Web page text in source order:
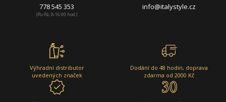
778 545 353
(Po-Pá, 8-16:00 hod.)
info@italystyle.cz
Výhradní distributor
uvedených značek
Dodání do 48 hodin, doprava
zdarma od 2000 Kč